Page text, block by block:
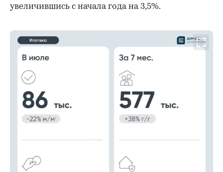
увеличившись с начала года на 3,5%.